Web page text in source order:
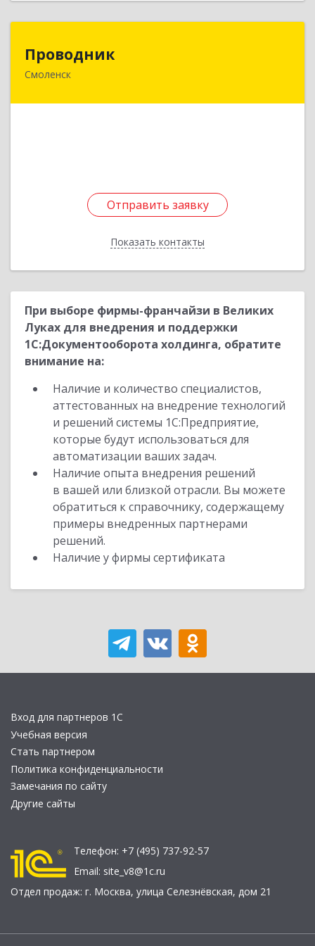
Проводник
Смоленск
Отправить заявку
Показать контакты
Отправить заявку
Назад
При выборе фирмы-франчайзи в Великих
Луках для внедрения и поддержки
1С:Документооборота холдинга, обратите
внимание на:
Наличие и количество специалистов,
аттестованных на внедрение технологий
и решений системы 1С:Предприятие,
которые будут использоваться для
автоматизации ваших задач.
Наличие опыта внедрения решений
в вашей или близкой отрасли. Вы можете
обратиться к справочнику, содержащему
примеры внедренных партнерами
решений.
Наличие у фирмы сертификата
Вход для партнеров 1С
Учебная версия
Стать партнером
Политика конфиденциальности
Замечания по сайту
Другие сайты
Телефон: +7 (495) 737-92-57
Email: site_v8@1c.ru
Отдел продаж: г. Москва, улица Селезнёвская, дом 21